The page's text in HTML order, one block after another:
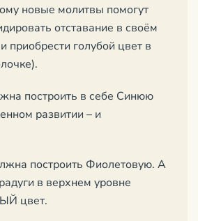
новые молитвы помогут
отставание в своём
приобрести голубой цвет в
построить в себе Синюю
развитии – и
построить Фиолетовую. А
в верхнем уровне
цвет.